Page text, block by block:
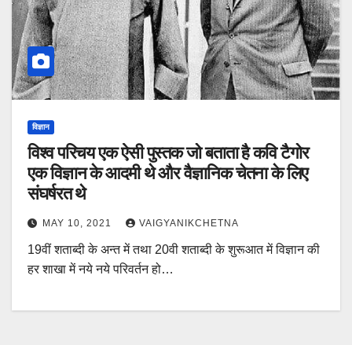
विज्ञान
विश्व परिचय एक ऐसी पुस्तक जो बताता है कवि टैगोर
एक विज्ञान के आदमी थे और वैज्ञानिक चेतना के लिए
संघर्षरत थे
MAY 10, 2021 VAIGYANIKCHETNA
19वीं शताब्दी के अन्त में तथा 20वी शताब्दी के शुरूआत में विज्ञान की
हर शाखा में नये नये परिवर्तन हो…